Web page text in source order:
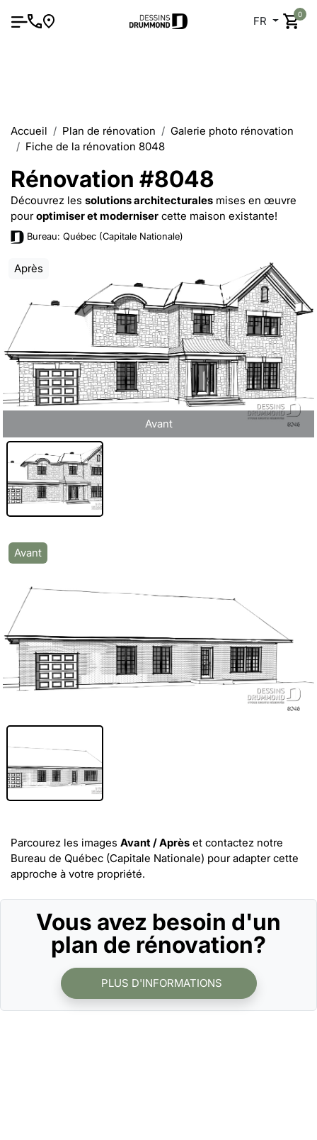
FR
0
Accueil Plan de rénovation
Galerie photo rénovation
Fiche de la rénovation 8048
Rénovation #8048
Découvrez les solutions architecturales mises en œuvre
pouroptimiser et moderniser cette maison existante!
Bureau: Québec (Capitale Nationale)
Après
Avant
Avant
Parcourez les images Avant / Après et contactez notre
Bureau de Québec (Capitale Nationale) pour adapter cette
approche à votre propriété.
Vous avez besoin d'un
plan de rénovation?
PLUS D'INFORMATIONS